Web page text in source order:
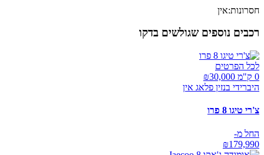
חסרונות:אין
רכבים נוספים שגולשים בדקו
לכל הפרטים
0 ק"מ ₪
30,000
היברידי בנזין פלאג אין
צ'רי טיגו 8 פרו
החל מ-
₪179,990